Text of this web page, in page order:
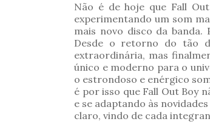
Não é de hoje que Fall
experimentando um som
mais novo disco da
Desde o retorno do tão
extraordinária, mas
único e moderno para o
o estrondoso e enérgico
é por isso que Fall Out Boy
e se adaptando às
claro, vindo de cada